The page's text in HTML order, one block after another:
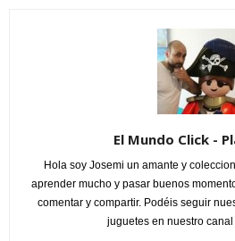
El Mundo Click -
Hola soy Josemi un amante y
aprender mucho y pasar buenos
comentar y compartir. Podéis seguir
juguetes en nuestro canal